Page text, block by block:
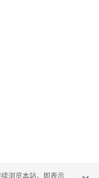
浏览本站，即表示